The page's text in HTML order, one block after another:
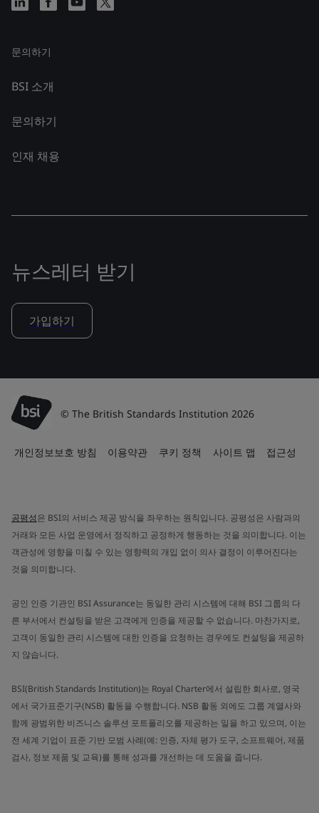
문의하기
BSI 소개
문의하기
인재 채용
뉴스레터 받기
가입하기
© The British Standards Institution 2026
개인정보보호 방침 이용약관 쿠키 정책 사이트 맵 접근성
공평성은 BSI의 서비스 제공 방식을 좌우하는 원칙입니다. 공평성은 사람과의
거래와 모든 사업 운영에서 정직하고 공정하게 행동하는 것을 의미합니다. 이는
객관성에 영향을 미칠 수 있는 영향력의 개입 없이 의사 결정이 이루어진다는
것을 의미합니다.
공인 인증 기관인 BSI Assurance는 동일한 관리 시스템에 대해 BSI 그룹의 다
른 부서에서 컨설팅을 받은 고객에게 인증을 제공할 수 없습니다. 마찬가지로,
고객이 동일한 관리 시스템에 대한 인증을 요청하는 경우에도 컨설팅을 제공하
지 않습니다.
BSI(British Standards Institution)는 Royal Charter에서 설립한 회사로, 영국
에서 국가표준기구(NSB) 활동을 수행합니다. NSB 활동 외에도 그룹 계열사와
함께 광범위한 비즈니스 솔루션 포트폴리오를 제공하는 일을 하고 있으며, 이는
전 세계 기업이 표준 기반 모범 사례(예: 인증, 자체 평가 도구, 소프트웨어, 제품
검사, 정보 제품 및 교육)를 통해 성과를 개선하는 데 도움을 줍니다.